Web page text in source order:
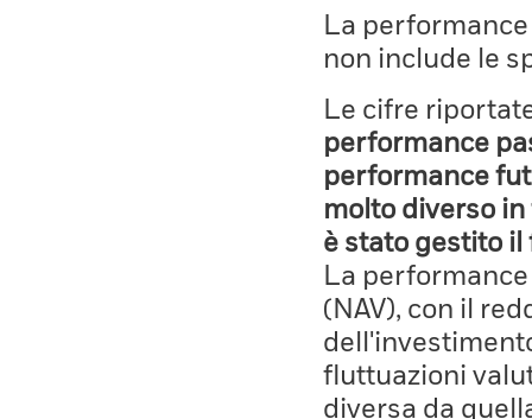
La
non include le
Le cifre
performance
performance
molto diverso
è stato gestito il
La
(NAV), con il
fluttuazioni
diversa da